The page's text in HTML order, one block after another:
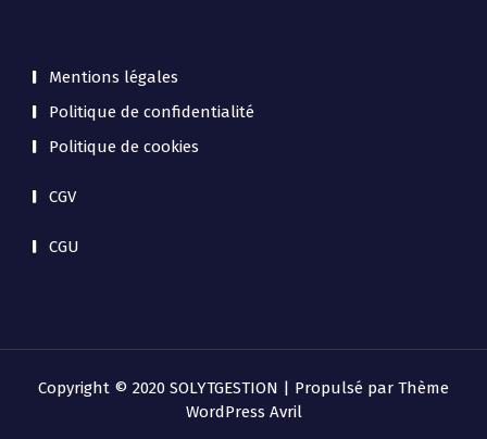
Mentions légales
Politique de confidentialité
Politique de cookies
CGV
CGU
Copyright © 2020 SOLYTGESTION | Propulsé par Thème
WordPress Avril